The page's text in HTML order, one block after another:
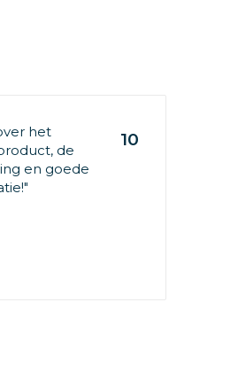
het
de
en goede
10